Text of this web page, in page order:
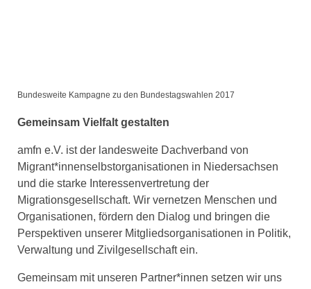
Bundesweite Kampagne zu den Bundestagswahlen 2017
Gemeinsam Vielfalt gestalten
amfn e.V. ist der landesweite Dachverband von
Migrant*innenselbstorganisationen in Niedersachsen
und die starke Interessenvertretung der
Migrationsgesellschaft. Wir vernetzen Menschen und
Organisationen, fördern den Dialog und bringen die
Perspektiven unserer Mitgliedsorganisationen in Politik,
Verwaltung und Zivilgesellschaft ein.
Gemeinsam mit unseren Partner*innen setzen wir uns